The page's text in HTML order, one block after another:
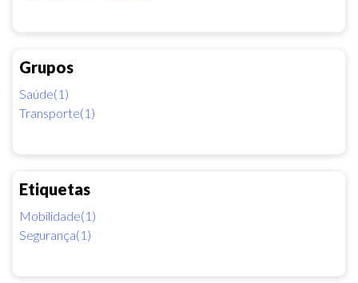
Grupos
Saúde(1)
Transporte(1)
Etiquetas
Mobilidade(1)
Segurança(1)